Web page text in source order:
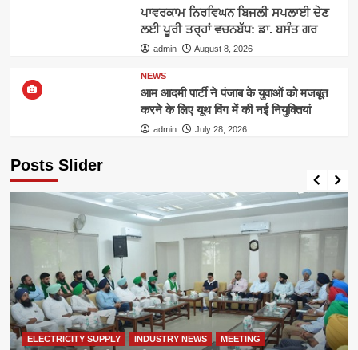
ਪਾਵਰਕਾਮ ਨਿਰਵਿਘਨ ਬਿਜਲੀ ਸਪਲਾਈ ਦੇਣ
ਲਈ ਪੂਰੀ ਤਰ੍ਹਾਂ ਵਚਨਬੱਧ: ਡਾ. ਬਸੰਤ ਗਰ
admin August 8, 2026
NEWS
आम आदमी पार्टी ने पंजाब के युवाओं को मजबूत
करने के लिए यूथ विंग में की नई नियुक्तियां
admin July 28, 2026
Posts Slider
ELECTRICITY SUPPLY INDUSTRY NEWS MEETING